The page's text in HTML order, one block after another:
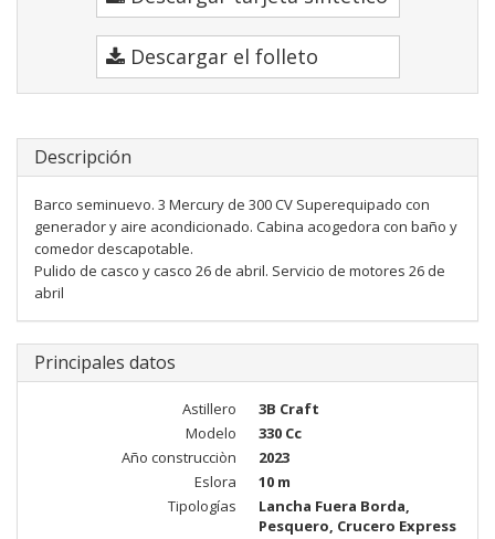
Descargar el folleto
Descripción
Barco seminuevo. 3 Mercury de 300 CV Superequipado con
generador y aire acondicionado. Cabina acogedora con baño y
comedor descapotable.
Pulido de casco y casco 26 de abril. Servicio de motores 26 de
abril
Principales datos
Astillero
3B Craft
Modelo
330 Cc
Año construcciòn
2023
Eslora
10 m
Tipologías
Lancha Fuera Borda,
Pesquero, Crucero Express